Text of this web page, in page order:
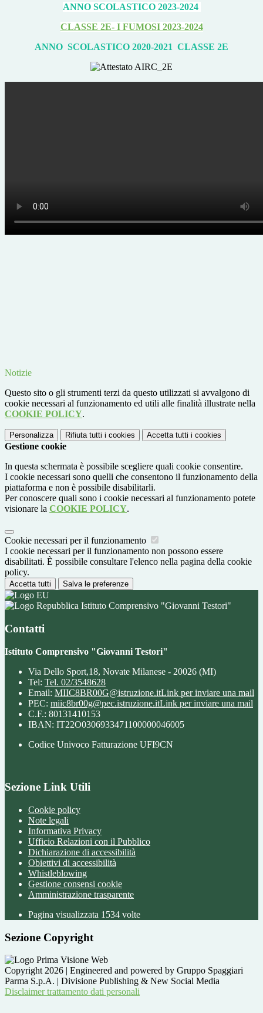
ANNO SCOLASTICO 2023-2024
CLASSE 2E- I FUMOSI 2023-2024
ANNO SCOLASTICO 2020-2021 CLASSE 2E
Notizie
Questo sito o gli strumenti terzi da questo utilizzati si avvalgono di
cookie necessari al funzionamento ed utili alle finalità illustrate nella
COOKIE POLICY.
Personalizza Rifiuta tutti i cookies Accetta tutti i cookies
Gestione cookie
In questa schermata è possibile scegliere quali cookie consentire.
I cookie necessari sono quelli che consentono il funzionamento della
piattaforma e non è possibile disabilitarli.
Per conoscere quali sono i cookie necessari al funzionamento potete
visionare la COOKIE POLICY.
Cookie necessari per il funzionamento
I cookie necessari per il funzionamento non possono essere
disabilitati. È possibile consultare l'elenco nella pagina della cookie
policy.
Accetta tutti Salva le preferenze
Istituto Comprensivo "Giovanni Testori"
Contatti
Istituto Comprensivo "Giovanni Testori"
Via Dello Sport,18, Novate Milanese - 20026 (MI)
Tel: Tel. 02/3548628
Email: MIIC8BR00G@istruzione.itLink per inviare una mail
PEC: miic8br00g@pec.istruzione.itLink per inviare una mail
C.F.: 80131410153
IBAN: IT22O0306933471100000046005
Codice Univoco Fatturazione UFI9CN
Sezione Link Utili
Cookie policy
Note legali
Informativa Privacy
Ufficio Relazioni con il Pubblico
Dichiarazione di accessibilità
Obiettivi di accessibilità
Whistleblowing
Gestione consensi cookie
Amministrazione trasparente
Pagina visualizzata 1534 volte
Sezione Copyright
Copyright 2026 | Engineered and powered by Gruppo Spaggiari
Parma S.p.A. | Divisione Publishing & New Social Media
Disclaimer trattamento dati personali